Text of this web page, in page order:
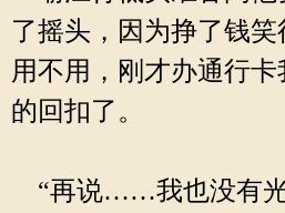
了摇头，因为挣了钱
用不用，刚才办通行
的回扣了。
“再说……我也没有光